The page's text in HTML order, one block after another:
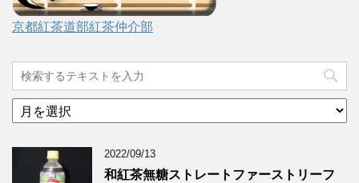
京都紅茶道部紅茶仲介部
ア
ー
2022/09/13
和紅茶無糖ストレートファーストリーフ